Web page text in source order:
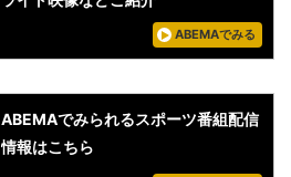
ABEMAでみる
ABEMAでみられるスポーツ番組配信
情報はこちら